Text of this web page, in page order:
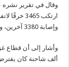
وقال في تقرير نشره
وإصابة 3380 آخرين، واعتقال 113.
ألف شاحنة كان يفترض